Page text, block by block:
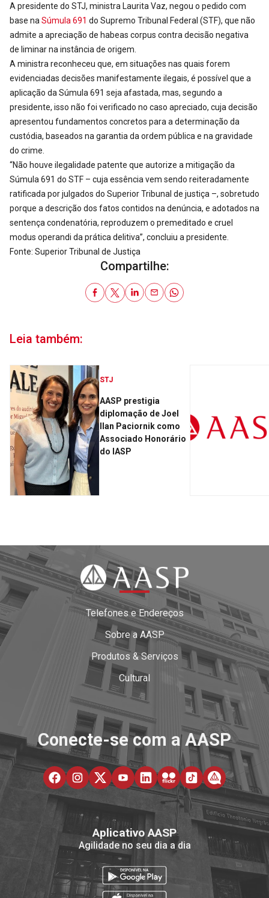
A presidente do STJ, ministra Laurita Vaz, negou o pedido com
base na Súmula 691 do Supremo Tribunal Federal (STF), que não
admite a apreciação de habeas corpus contra decisão negativa
de liminar na instância de origem.
A ministra reconheceu que, em situações nas quais forem
evidenciadas decisões manifestamente ilegais, é possível que a
aplicação da Súmula 691 seja afastada, mas, segundo a
presidente, isso não foi verificado no caso apreciado, cuja decisão
apresentou fundamentos concretos para a determinação da
custódia, baseados na garantia da ordem pública e na gravidade
do crime.
“Não houve ilegalidade patente que autorize a mitigação da
Súmula 691 do STF – cuja essência vem sendo reiteradamente
ratificada por julgados do Superior Tribunal de justiça –, sobretudo
porque a descrição dos fatos contidos na denúncia, e adotados na
sentença condenatória, reproduzem o premeditado e cruel
modus operandi da prática delitiva”, concluiu a presidente.
Fonte: Superior Tribunal de Justiça
Compartilhe:
Leia também:
STJ
AASP prestigia
diplomação de Joel
Ilan Paciornik como
Associado Honorário
do IASP
Telefones e Endereços
Sobre a AASP
Produtos & Serviços
Cultural
Conecte-se com a AASP
Aplicativo AASP
Agilidade no seu dia a dia